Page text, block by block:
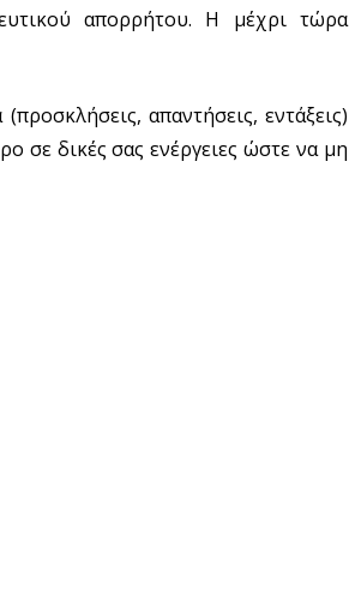
απορρήτου. Η μέχρι τώρα
απαντήσεις, εντάξεις)
σε δικές σας ενέργειες ώστε να μη